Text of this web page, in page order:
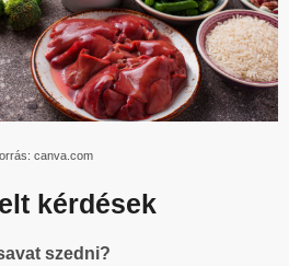
canva.com
kérdések
szedni?